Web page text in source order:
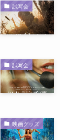
試写会
試写会
映画グッズ